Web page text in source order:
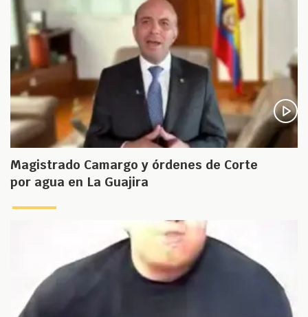
Magistrado Camargo y órdenes de Corte
por agua en La Guajira